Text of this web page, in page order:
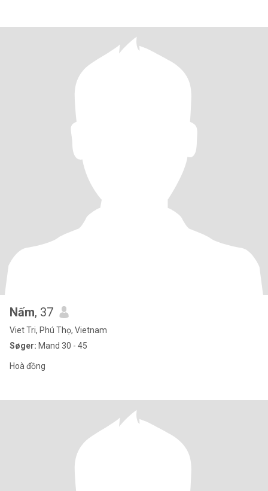
Nấm, 37
Viet Tri, Phú Thọ, Vietnam
Søger: Mand 30 - 45
Hoà đồng